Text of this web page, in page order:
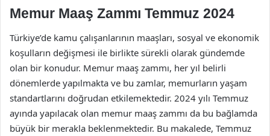
Memur Maaş Zammı Temmuz 2024
Türkiye’de kamu çalışanlarının maaşları, sosyal ve ekonomik
koşulların değişmesi ile birlikte sürekli olarak gündemde
olan bir konudur. Memur maaş zammı, her yıl belirli
dönemlerde yapılmakta ve bu zamlar, memurların yaşam
standartlarını doğrudan etkilemektedir. 2024 yılı Temmuz
ayında yapılacak olan memur maaş zammı da bu bağlamda
büyük bir merakla beklenmektedir. Bu makalede, Temmuz